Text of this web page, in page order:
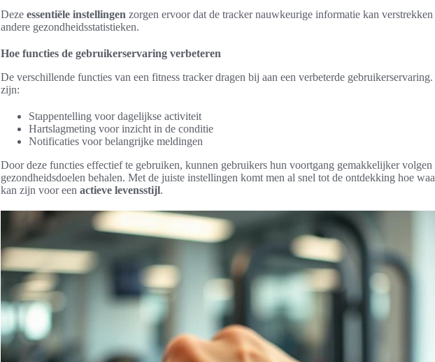
Deze essentiële instellingen zorgen ervoor dat de tracker nauwkeurige informatie kan
andere gezondheidsstatistieken.
Hoe functies de gebruikerservaring verbeteren
De verschillende functies van een fitness tracker dragen bij aan een verbeterde
zijn:
Stappentelling voor dagelijkse activiteit
Hartslagmeting voor inzicht in de conditie
Notificaties voor belangrijke meldingen
Door deze functies effectief te gebruiken, kunnen gebruikers hun voortgang gemakkelijker volgen
gezondheidsdoelen behalen. Met de juiste instellingen komt men al snel tot de ontdekking hoe
kan zijn voor een actieve levensstijl.